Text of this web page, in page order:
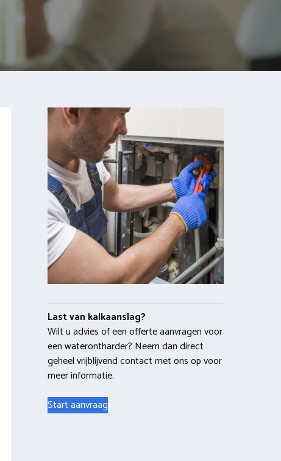
Last van kalkaanslag?
Wilt u advies of een offerte aanvragen voor
een waterontharder? Neem dan direct
geheel vrijblijvend contact met ons op voor
meer informatie.
Start aanvraag